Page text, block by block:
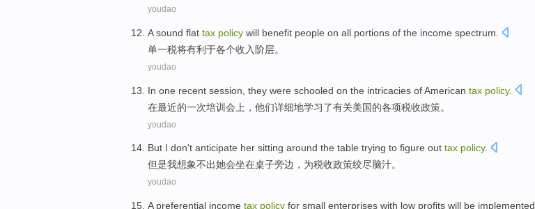
youdao
A sound flat tax policy will benefit people on all portions of the income spectrum
单一税将有利于各个收入 阶层。
youdao
In one recent session they were schooled on the intricacies ofAmerican tax policy.
在最近的一次培训会上， 他们详细地学习了有关美国的各项税收政策。
youdao
But I don't anticipate her sitting around the table trying to figure out tax policy.
但是我想象不出她会坐在桌子旁边，为税收政策绞尽脑汁。
youdao
A preferential income tax policy for small enterprises with low profits will be implemented